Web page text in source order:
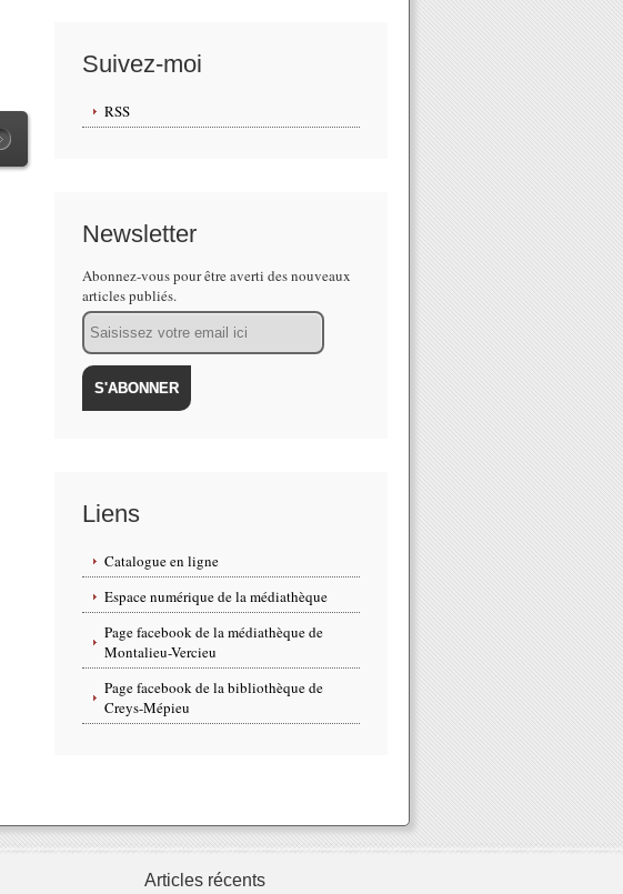
Suivez-moi
RSS
Newsletter
Abonnez-vous pour être averti des nouveaux
articles publiés.
Email
Liens
Catalogue en ligne
Espace numérique de la médiathèque
Page facebook de la médiathèque de
Montalieu-Vercieu
Page facebook de la bibliothèque de
Creys-Mépieu
Articles récents